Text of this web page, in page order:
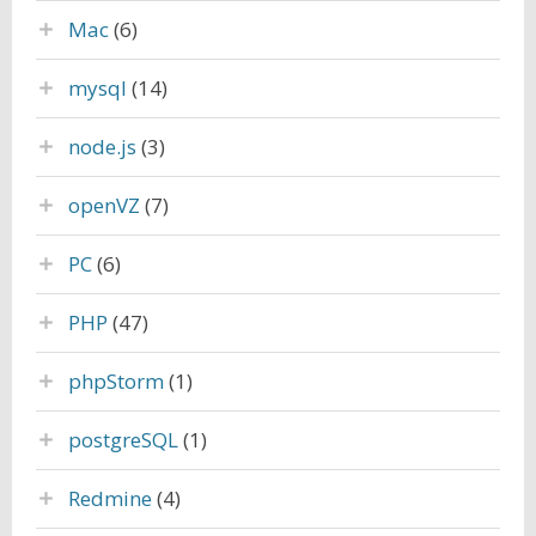
Mac(6)
mysql (14)
node.js (3)
openVZ (7)
PC(6)
PHP (47)
phpStorm(1)
postgreSQL(1)
Redmine(4)